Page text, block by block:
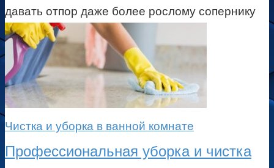
давать отпор даже более рослому сопернику
Чистка и уборка в ванной комнате
Профессиональная уборка и чистка